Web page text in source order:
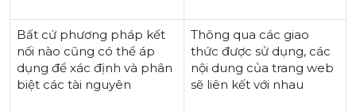
Bất cứ phương pháp kết
nối nào cũng có thể áp
dụng để xác định và phân
biệt các tài nguyên
Thông qua các giao
thức được sử dụng, các
nội dung của trang web
sẽ liên kết với nhau